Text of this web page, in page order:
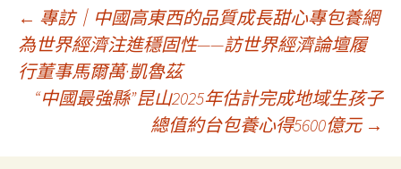
文
章
導
← 專訪｜中國高東西的品質成長甜心專包養網
為世界經濟注進穩固性——訪世界經濟論壇履
行董事馬爾萬·凱魯茲
“中國最強縣”昆山2025年估計完成地域生孩子
總值約台包養心得5600億元 →